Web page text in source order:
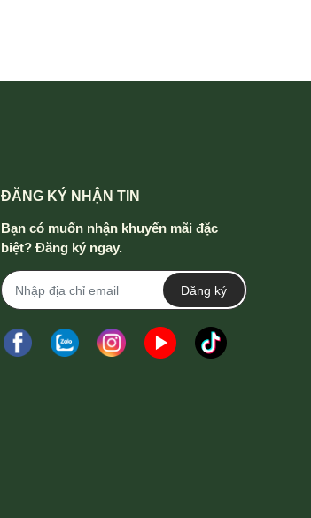
ĐĂNG KÝ NHẬN TIN
Bạn có muốn nhận khuyến mãi đặc
biệt? Đăng ký ngay.
Đăng ký